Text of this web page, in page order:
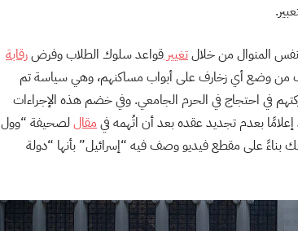
نفس المنوال من خلالتغييرقواعد سلوك الطلاب وفرضرقابة
من وضع أي زخارف على أبواب مساكنهم، وهي سياسة تم
في احتجاج في الحرم الجامعي. وفي خضم هذه الإجراءات
بعدم تجديد عقده بعد أن اتُهمه فيمقاللصحيفة “وول
بناءً على مقطع فيديو وصف فيه “إسرائيل” بأنها “دولة